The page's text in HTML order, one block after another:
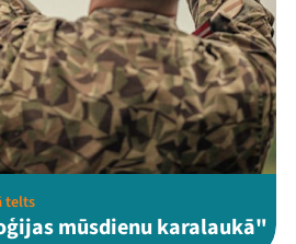
telts
mūsdienu karalaukā"